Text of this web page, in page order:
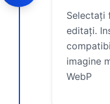
Selectați
editați.
imagine
WebP